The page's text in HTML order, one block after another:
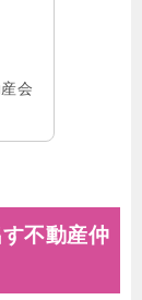
会
不動産仲